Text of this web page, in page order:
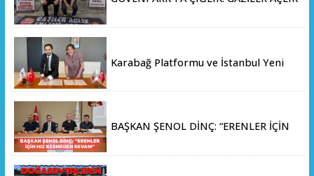
Karabağ Platformu ve İstanbul Yeni
İş Birliği Memorandumu İmzalandı
BAŞKAN ŞENOL DİNÇ: “ERENLER İÇİN